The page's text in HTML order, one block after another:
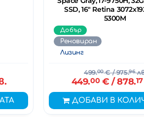
SSD, 16" Retina
5300M
Добър
Реновиран
Лизинг
499.00€/ 975.96
449.00€ / 878.17
ДОБАВИ В